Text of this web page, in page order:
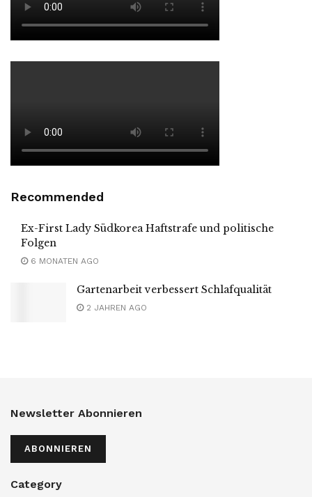
Recommended
Ex-First Lady Südkorea Haftstrafe und politische
Folgen
6 MONATEN AGO
Gartenarbeit verbessert Schlafqualität
2 JAHREN AGO
Newsletter Abonnieren
ABONNIEREN
Category